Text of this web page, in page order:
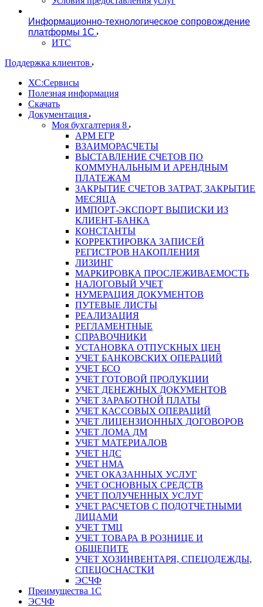
Информационно-технологическое сопровождение
платформы 1С
ИТС
Поддержка клиентов
ХС:Сервисы
Полезная информация
Скачать
Документация
Моя бухгалтерия 8
АРМ ЕГР
ВЗАИМОРАСЧЕТЫ
ВЫСТАВЛЕНИЕ СЧЕТОВ ПО
КОММУНАЛЬНЫМ И АРЕНДНЫМ
ПЛАТЕЖАМ
ЗАКРЫТИЕ СЧЕТОВ ЗАТРАТ, ЗАКРЫТИЕ
МЕСЯЦА
ИМПОРТ-ЭКСПОРТ ВЫПИСКИ ИЗ
КЛИЕНТ-БАНКА
КОНСТАНТЫ
КОРРЕКТИРОВКА ЗАПИСЕЙ
РЕГИСТРОВ НАКОПЛЕНИЯ
ЛИЗИНГ
МАРКИРОВКА ПРОСЛЕЖИВАЕМОСТЬ
НАЛОГОВЫЙ УЧЕТ
НУМЕРАЦИЯ ДОКУМЕНТОВ
ПУТЕВЫЕ ЛИСТЫ
РЕАЛИЗАЦИЯ
РЕГЛАМЕНТНЫЕ
СПРАВОЧНИКИ
УСТАНОВКА ОТПУСКНЫХ ЦЕН
УЧЕТ БАНКОВСКИХ ОПЕРАЦИЙ
УЧЕТ БСО
УЧЕТ ГОТОВОЙ ПРОДУКЦИИ
УЧЕТ ДЕНЕЖНЫХ ДОКУМЕНТОВ
УЧЕТ ЗАРАБОТНОЙ ПЛАТЫ
УЧЕТ КАССОВЫХ ОПЕРАЦИЙ
УЧЕТ ЛИЦЕНЗИОННЫХ ДОГОВОРОВ
УЧЕТ ЛОМА ДМ
УЧЕТ МАТЕРИАЛОВ
УЧЕТ НДС
УЧЕТ НМА
УЧЕТ ОКАЗАННЫХ УСЛУГ
УЧЕТ ОСНОВНЫХ СРЕДСТВ
УЧЕТ ПОЛУЧЕННЫХ УСЛУГ
УЧЕТ РАСЧЕТОВ С ПОДОТЧЕТНЫМИ
ЛИЦАМИ
УЧЕТ ТМЦ
УЧЕТ ТОВАРА В РОЗНИЦЕ И
ОБЩЕПИТЕ
УЧЕТ ХОЗИНВЕНТАРЯ, СПЕЦОДЕЖДЫ,
СПЕЦОСНАСТКИ
ЭСЧФ
Преимущества 1С
ЭСЧФ